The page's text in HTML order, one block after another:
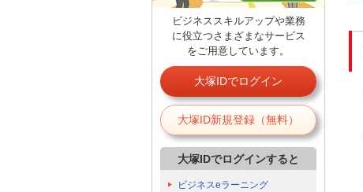
ビジネススキルアップや業務
に役立つさまざまなサービス
をご用意しています。
大塚IDでログイン
大塚ID新規登録（無料）
大塚IDでログインすると
ビジネスeラーニング